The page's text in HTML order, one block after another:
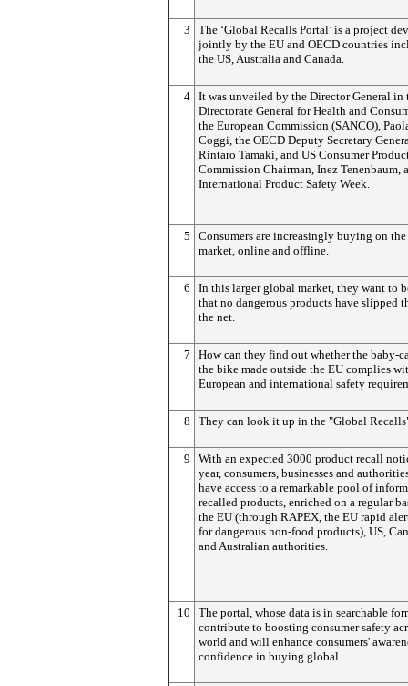
3
The ‘Global Recalls Portal’ is a project
jointly by the EU and OECD countries
the US, Australia and Canada.
4 It was unveiled by the Director General in
Directorate General for Health and
the European Commission (SANCO),
Coggi, the OECD Deputy Secretary
Rintaro Tamaki, and US Consumer
Commission Chairman, Inez Tenenbaum,
International Product Safety Week.
5
Consumers are increasingly buying on
market, online and offline.
6
In this larger global market, they want to
that no dangerous products have slipped
the net.
7
How can they find out whether the baby-
the bike made outside the EU complies
European and international safety
8 They can look it up in the "Global
9
With an expected 3000 product recall
year, consumers, businesses and
have access to a remarkable pool of
recalled products, enriched on a regular
the EU (through RAPEX, the EU rapid
for dangerous non-food products), US,
and Australian authorities.
10
The portal, whose data is in searchable
contribute to boosting consumer safety
world and will enhance consumers'
confidence in buying global.